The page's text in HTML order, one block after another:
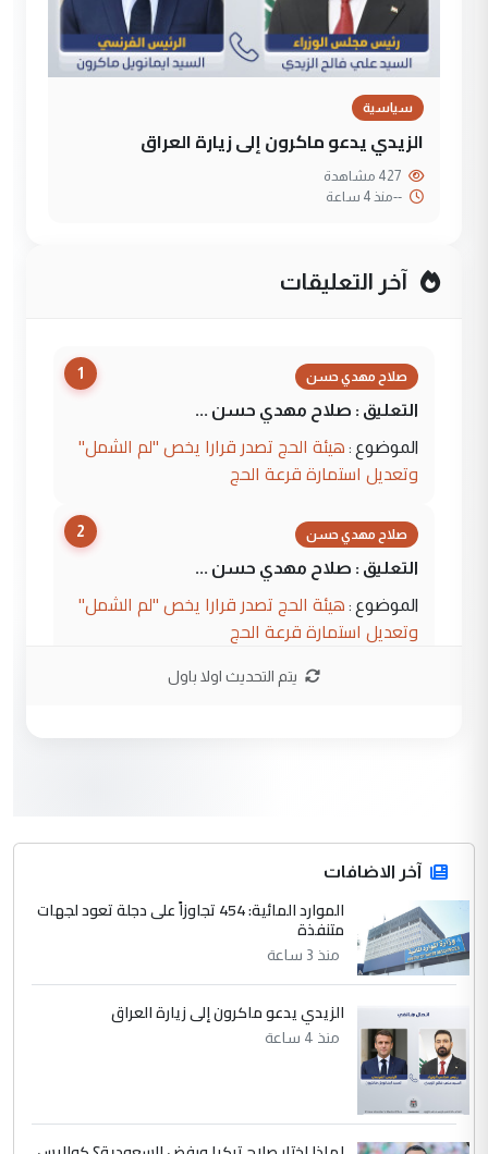
سياسية
الزيدي يدعو ماكرون إلى زيارة العراق
--منذ 4 ساعة
آخر التعليقات
1 صلاح مهدي حسن
التعليق : صلاح مهدي حسن ...
الموضوع : هيئة الحج تصدر قرارا يخص "لم الشمل"
وتعديل استمارة قرعة الحج
2 صلاح مهدي حسن
التعليق : صلاح مهدي حسن ...
الموضوع : هيئة الحج تصدر قرارا يخص "لم الشمل"
وتعديل استمارة قرعة الحج
المشترك لا تستهدف أية دولة ومفتوحة لانضمام
الدول الشقيقة
4 يوسف غزوان عصمت
التعليق : بكالوريوس فيزياء طبية متزوج و
زوجتي أيضا بكالوريوس سكني بغداد أرغب في
إكمال دراستي داخل ...
الموضوع :
السعودية توافق على الاستمرار في
جامعاتها سنويا
يتم التحديث اولا باول
آخر الاضافات
الموارد المائية: 454 تجاوزاً على دجلة تعود لجهات
متنفذة
منذ 3 ساعة
الزيدي يدعو ماكرون إلى زيارة العراق
منذ 4 ساعة